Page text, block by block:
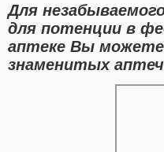
Для
для потенции в
аптеке Вы можете
знаменитых